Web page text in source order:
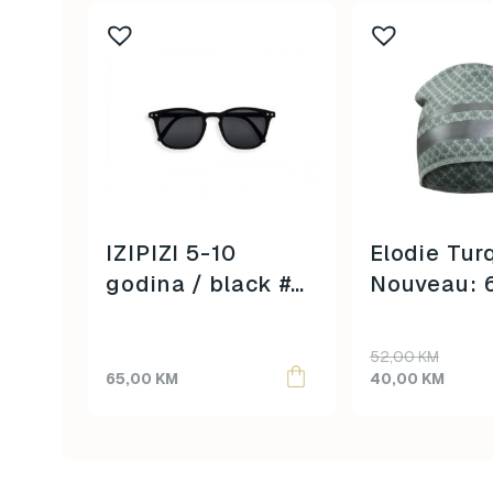
IZIPIZI 5-10
godina / black #e
65,00 KM
Elodie
Nouveau:
52,00KM
Original
price
40,00 KM
Current
price